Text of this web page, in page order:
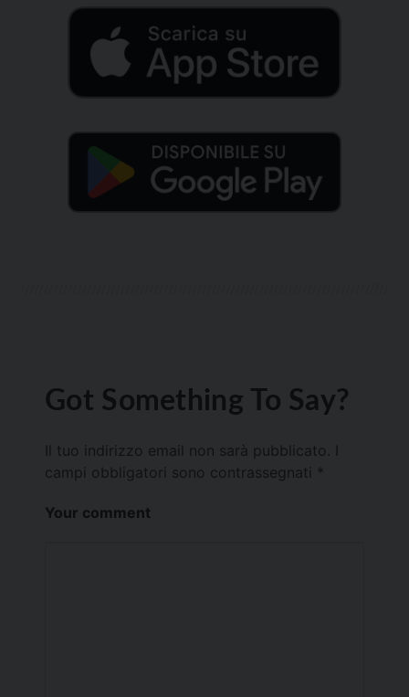
Got Something To Say?
Il tuo indirizzo email non sarà pubblicato.
campi obbligatori sono contrassegnati *
Your comment